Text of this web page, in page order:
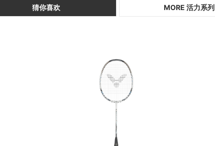
猜你喜欢 MORE 活力系列